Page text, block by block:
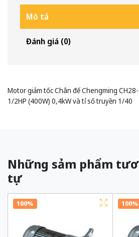
Mô tả
Đánh giá (0)
Motor giảm tốc Chân đế Chengming
1/2HP (400W) 0,4kW và tỉ số truyền 1/40
Những sảm phẩm
tự
100% 100%